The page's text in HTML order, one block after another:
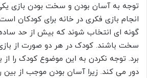
توجه به آسان بودن و سخت بودن بازی
انجام بازی فکری در خانه برای کودکان
گونه ای انتخاب شوند که بیش از حد
سخت باشند. کودک در هر دو صورت از
برد. توجه نکردن به این موضوع کودک را
دور می کند. زیرا آسان بودن موجب از